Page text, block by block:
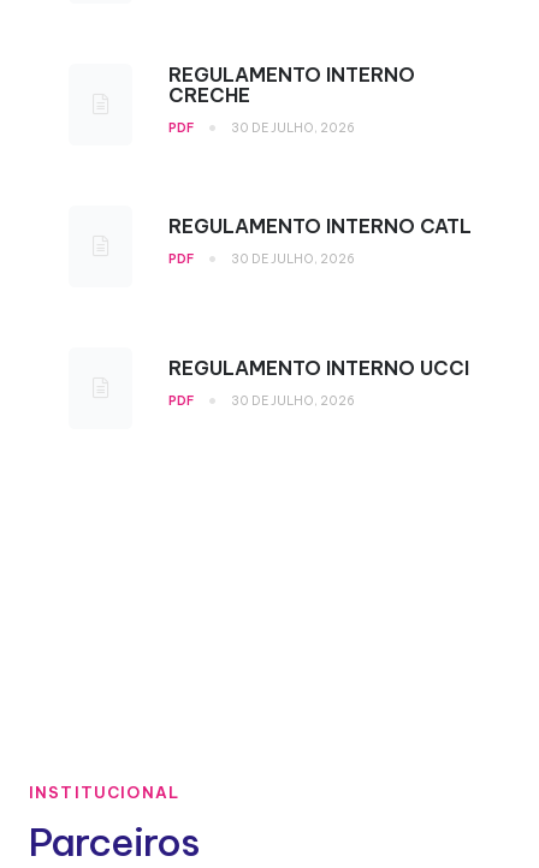
REGULAMENTO INTERNO
CRECHE
PDF • 30 DE JULHO, 2026
REGULAMENTO INTERNO CATL
PDF • 30 DE JULHO, 2026
REGULAMENTO INTERNO UCCI
PDF • 30 DE JULHO, 2026
INSTITUCIONAL
Parceiros